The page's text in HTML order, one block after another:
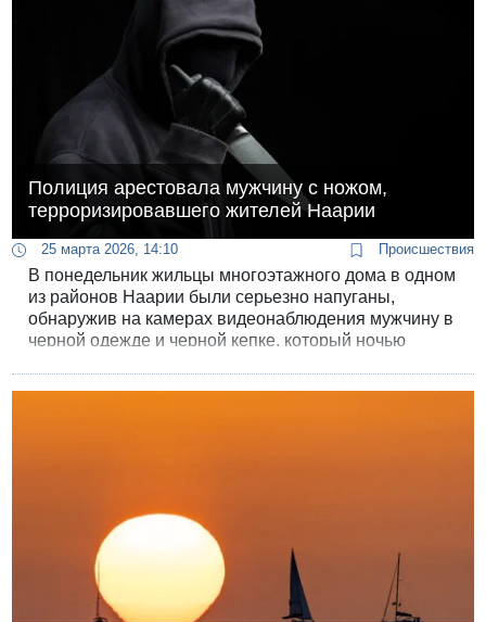
Полиция арестовала мужчину с ножом,
терроризировавшего жителей Наарии
25 марта 2026, 14:10 Происшествия
В понедельник жильцы многоэтажного дома в одном
из районов Наарии были серьезно напуганы,
обнаружив на камерах видеонаблюдения мужчину в
черной одежде и черной кепке, который ночью